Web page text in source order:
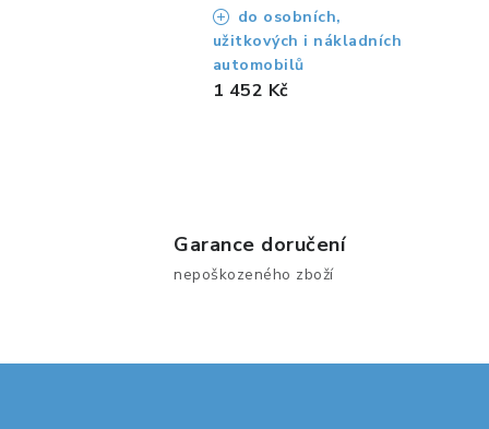
do osobních,
užitkových i nákladních
automobilů
1 452 Kč
Garance doručení
nepoškozeného zboží